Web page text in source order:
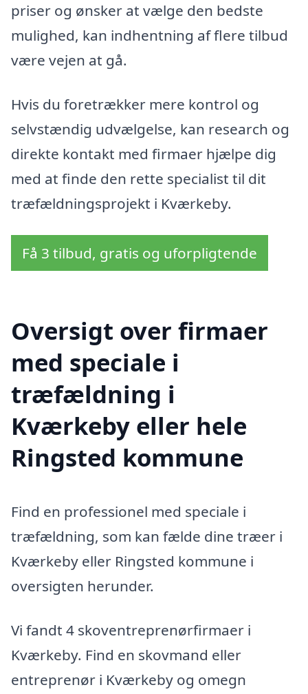
priser og ønsker at vælge den bedste
mulighed, kan indhentning af flere tilbud
være vejen at gå.
Hvis du foretrækker mere kontrol og
selvstændig udvælgelse, kan research og
direkte kontakt med firmaer hjælpe dig
med at finde den rette specialist til dit
træfældningsprojekt i Kværkeby.
Få 3 tilbud, gratis og uforpligtende
Oversigt over firmaer
med speciale i
træfældning i
Kværkeby eller hele
Ringsted kommune
Find en professionel med speciale i
træfældning, som kan fælde dine træer i
Kværkeby eller Ringsted kommune i
oversigten herunder.
Vi fandt 4 skoventreprenørfirmaer i
Kværkeby. Find en skovmand eller
entreprenør i Kværkeby og omegn